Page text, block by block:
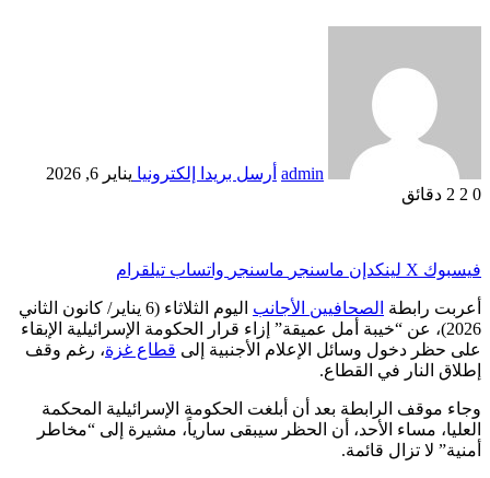
admin أرسل بريدا إلكترونيا يناير 6, 2026
0
2 دقائق
فيسبوك ‫X لينكدإن ماسنجر ماسنجر واتساب تيلقرام
أعربت رابطة الصحافيين الأجانب
اليوم الثلاثاء (6 يناير/ كانون الثاني
2026)، عن “خيبة أمل عميقة” إزاء قرار الحكومة الإسرائيلية الإبقاء
على حظر دخول وسائل الإعلام الأجنبية إلى قطاع غزة، رغم وقف
إطلاق النار في القطاع.
وجاء موقف الرابطة بعد أن أبلغت الحكومة الإسرائيلية المحكمة
العليا، مساء الأحد، أن الحظر سيبقى سارياً، مشيرة إلى “مخاطر
أمنية” لا تزال قائمة.